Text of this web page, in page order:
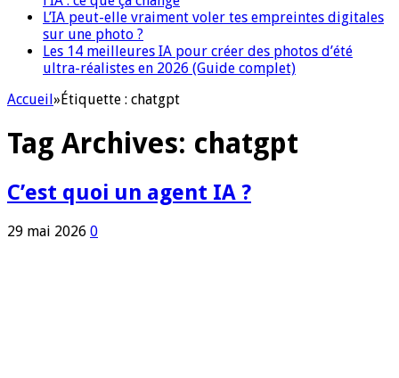
L’IA peut-elle vraiment voler tes empreintes digitales
sur une photo ?
Les 14 meilleures IA pour créer des photos d’été
ultra-réalistes en 2026 (Guide complet)
Accueil»Étiquette : chatgpt
Tag Archives: chatgpt
C’est quoi un agent IA ?
29 mai 2026 0